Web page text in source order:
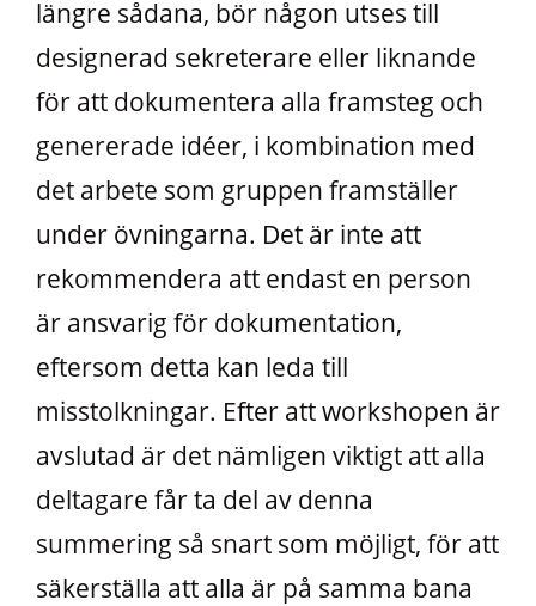
längre sådana, bör någon utses till
designerad sekreterare eller liknande
för att dokumentera alla framsteg och
genererade idéer, i kombination med
det arbete som gruppen framställer
under övningarna. Det är inte att
rekommendera att endast en person
är ansvarig för dokumentation,
eftersom detta kan leda till
misstolkningar. Efter att workshopen är
avslutad är det nämligen viktigt att alla
deltagare får ta del av denna
summering så snart som möjligt, för att
säkerställa att alla är på samma bana